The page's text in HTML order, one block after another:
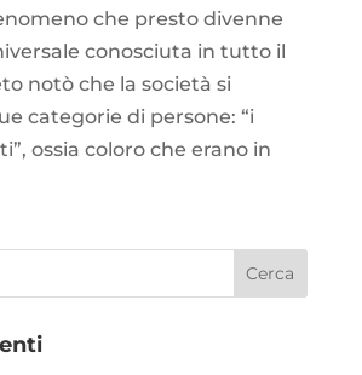
che presto divenne
conosciuta in tutto il
notò che la società si
categorie di persone: “i
ossia coloro che erano in